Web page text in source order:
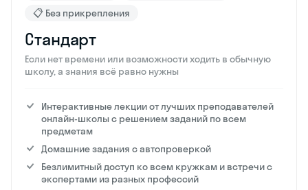
📋 Без прикрепления
Стандарт
Если нет времени или возможности ходить в обычную
школу, а знания всё равно нужны
Интерактивные лекции от лучших преподавателей
онлайн-школы с решением заданий по всем
предметам
Домашние задания с автопроверкой
Безлимитный доступ ко всем кружкам и встречи с
экспертами из разных профессий